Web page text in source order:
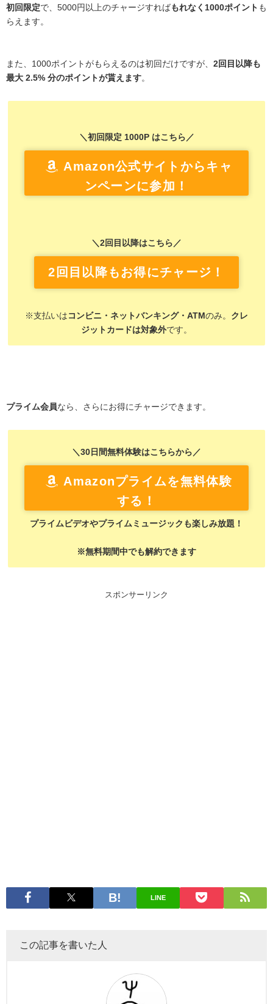
初回限定で、5000円以上のチャージすればもれなく1000ポイント も
らえます。
また、1000ポイントがもらえるのは初回だけですが、 2回目以降も
最大 2.5% 分のポイントが貰えます。
＼初回限定 1000P はこちら／
Amazon公式サイトからキャ
ンペーンに参加！
＼2回目以降はこちら／
2回目以降もお得にチャージ！
※支払いは コンビニ・ネットバンキング・ATMのみ。 クレ
ジットカードは対象外です。
プライム会員なら、さらにお得にチャージできます。
＼30日間無料体験はこちらから／
Amazonプライムを無料体験
する！
プライムビデオやプライムミュージックも楽しみ放題！
※無料期間中でも解約できます
スポンサーリンク
LINE
この記事を書いた人